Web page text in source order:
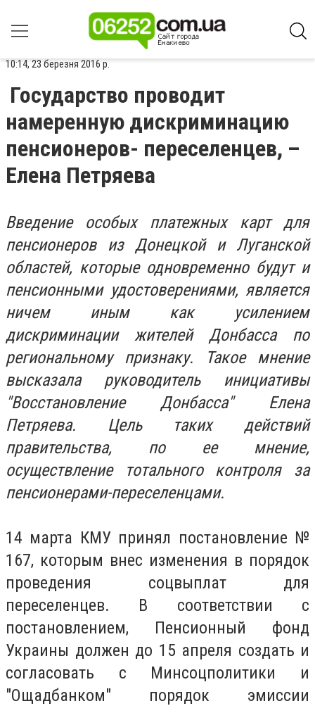
10:14, 23 березня 2016 р.
Государство проводит
намеренную дискриминацию
пенсионеров- переселенцев, –
Елена Петряева
Введение особых платежных карт для
пенсионеров из Донецкой и Луганской
областей, которые одновременно будут и
пенсионными удостоверениями, является
ничем иным как усилением
дискриминации жителей Донбасса по
региональному признаку. Такое мнение
высказала руководитель инициативы
"Восстановление Донбасса" Елена
Петряева. Цель таких действий
правительства, по ее мнение,
осуществление тотального контроля за
пенсионерами-переселенцами.
14 марта КМУ принял постановление №
167, которым внес изменения в порядок
проведения соцвыплат для
переселенцев. В соответствии с
постановлением, Пенсионный фонд
Украины должен до 15 апреля создать и
согласовать с Минсоцполитики и
"Ощадбанком" порядок эмиссии